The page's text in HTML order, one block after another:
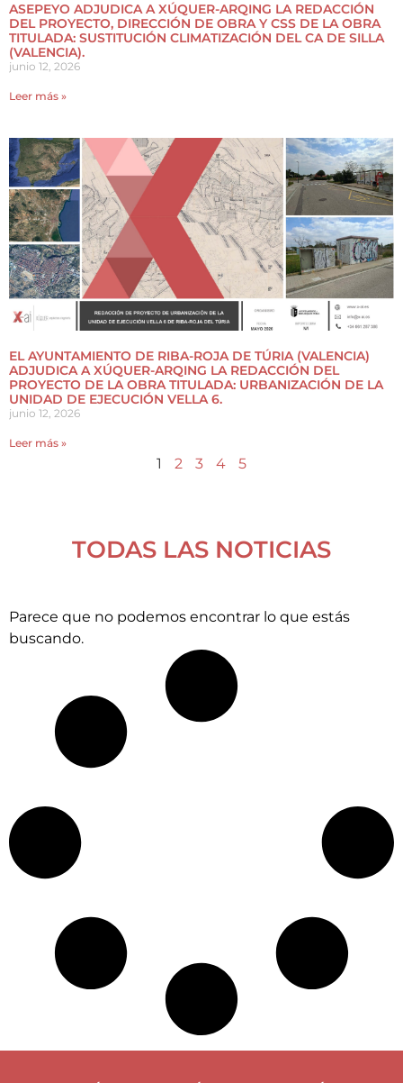
ASEPEYO ADJUDICA A XÚQUER-ARQING LA REDACCIÓN
DEL PROYECTO, DIRECCIÓN DE OBRA Y CSS DE LA OBRA
TITULADA: SUSTITUCIÓN CLIMATIZACIÓN DEL CA DE SILLA
(VALENCIA).
junio 12, 2026
Leer más »
EL AYUNTAMIENTO DE RIBA-ROJA DE TÚRIA (VALENCIA)
ADJUDICA A XÚQUER-ARQING LA REDACCIÓN DEL
PROYECTO DE LA OBRA TITULADA: URBANIZACIÓN DE LA
UNIDAD DE EJECUCIÓN VELLA 6.
junio 12, 2026
Leer más »
1 2 3 4 5
TODAS LAS NOTICIAS
Parece que no podemos encontrar lo que estás
buscando.